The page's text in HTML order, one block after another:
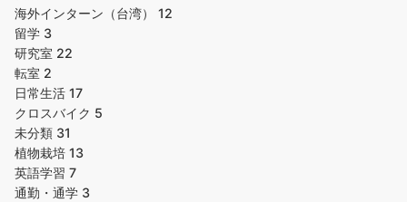
海外インターン（台湾） 12
留学 3
研究室 22
転室 2
日常生活 17
クロスバイク 5
未分類 31
植物栽培 13
英語学習 7
通勤・通学 3